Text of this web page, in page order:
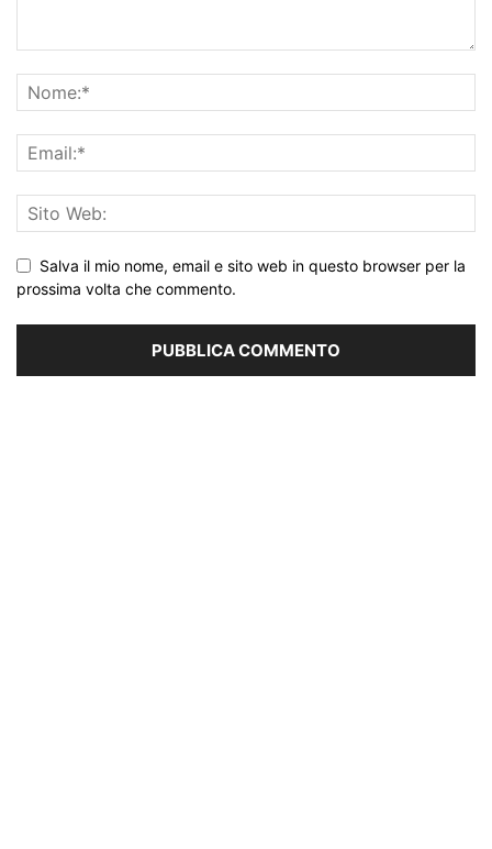
Salva il mio nome, email e sito web in questo browser per la
prossima volta che commento.